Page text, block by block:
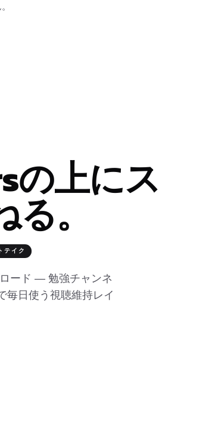
の上にス
。
テイク
ード — 勉強チャンネ
毎日使う視聴維持レイ